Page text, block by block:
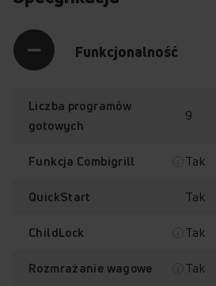
Funkcjonalność
Liczba programów
gotowych
9
Funkcja Combigrill Tak
QuickStart Tak
ChildLock Tak
Rozmrażanie wagowe Tak